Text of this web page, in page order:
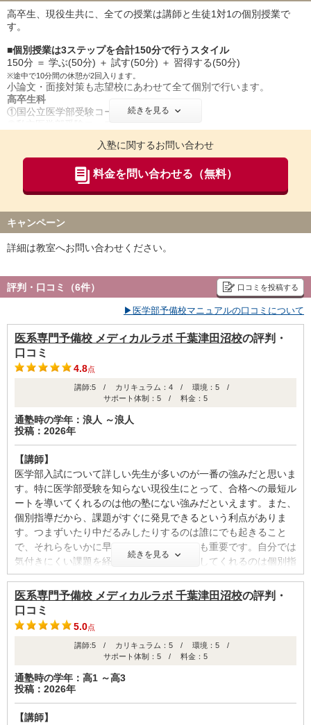
全国に展開する27校舎のネットワークを最大限活用し、国公立・私
立大学医学部の一般選抜・推薦選抜の詳細データを提供します。
医学部合格に必要な最新情報は専門誌の発行や説明会、講演会な
ど、さまざまな形で生徒と保護者に発信しています。
高卒生、現役生共に、全ての授業は講師と生徒1対1の個別授業で
す。
■個別授業は3ステップを合計150分で行うスタイル
150分 ＝ 学ぶ(50分) ＋ 試す(50分) ＋ 習得する(50分)
※途中で10分間の休憩が2回入ります。
小論文・面接対策も志望校にあわせて全て個別で行います。
高卒生科
①国公立医学部受験コース
受験指導コースです。
現役生科（高3生）
①医学部総合コース
週4回の1対1の個別授業のほか、演習授業や各種テストも組み込ん
だ総合受験指導コースです。
②医学部科目選択コース
1科目から受講できる単科制のコースです。
週3回の1対1の個別授業のほか、演習授業や各種テストも組み込ん
だ総合受験指導コースです。
続きを見る
入塾に関するお問い合わせ
料金を問い合わせる（無料）
キャンペーン
詳細は教室へお問い合わせください。
評判・口コミ（6件） 口コミを投稿する
▶医学部予備校マニュアルの口コミについて
医系専門予備校 メディカルラボ 千葉津田沼校の評判・
口コミ
4.8点
講師:5 / カリキュラム：4 / 環境：5 /
サポート体制：5 / 料金：5
通塾時の学年：浪人 ～浪人
投稿：2026年
【講師】
医学部入試について詳しい先生が多いのが一番の強みだと思いま
す。特に医学部受験を知らない現役生にとって、合格への最短ル
ートを導いてくれるのは他の塾にない強みだといえます。また、
個別指導だから、課題がすぐに発見できるという利点がありま
す。つまずいたり中だるみしたりするのは誰にでも起きること
で、それらをいかに早く修正するかがとても重要です。自分では
気付きにくい課題を経験豊富な講師が指摘してくれるのは個別指
導ならではの利点だと思います。
【カリキュラム・指導方針・授業内容】
理想的なカリキュラムだと思います。適切な参考書ルートと個別
指導との相乗効果でしっかりと基礎を積み上げて医学部合格レベ
ルまで持っていけます。一つだけ悪い点は過去問演習量が少ない
という点です。十分な積み上げはされているのに、それを入試で
点数をとる能力に変換しきれていない印象があります。課題で出
された以上の過去問は別にやっていいので、その穴埋めをスタッ
フと相談して進めるようにすれば完璧です。
続きを見る
医系専門予備校 メディカルラボ 千葉津田沼校の評判・
口コミ
5.0点
講師:5 / カリキュラム：5 / 環境：5 /
サポート体制：5 / 料金：5
通塾時の学年：高1 ～高3
投稿：2026年
【講師】